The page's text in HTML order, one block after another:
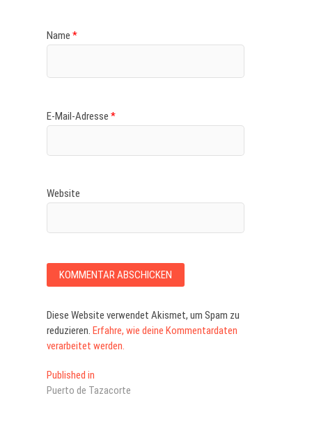
Name*
E-Mail-Adresse*
Website
Diese Website verwendet Akismet, um Spam zu
reduzieren.Erfahre, wie deine Kommentardaten
verarbeitet werden.
Beitragsnavigation
Published in
Puerto de Tazacorte